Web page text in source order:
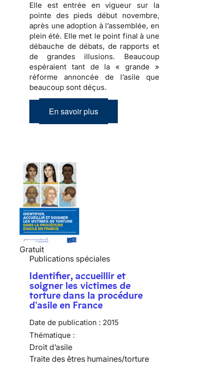
Elle est entrée en vigueur sur la
pointe des pieds début novembre,
après une adoption à l’assemblée, en
plein été. Elle met le point final à une
débauche de débats, de rapports et
de grandes illusions. Beaucoup
espéraient tant de la « grande »
réforme annoncée de l’asile que
beaucoup sont déçus.
En savoir plus
Gratuit
Publications spéciales
Identifier, accueillir et
soigner les victimes de
torture dans la procédure
d'asile en France
Date de publication : 2015
Thématique :
Droit d’asile
Traite des êtres humaines/torture